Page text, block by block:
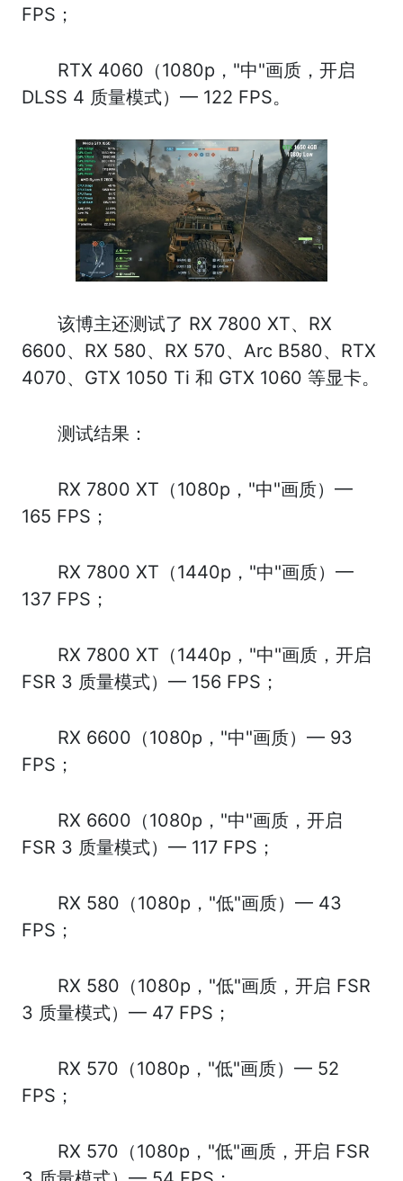
FPS；
RTX 4060（1080p，"中"画质，开启
DLSS 4 质量模式）— 122 FPS。
该博主还测试了 RX 7800 XT、RX
6600、RX 580、RX 570、Arc B580、RTX
4070、GTX 1050 Ti 和 GTX 1060 等显卡。
测试结果：
RX 7800 XT（1080p，"中"画质）—
165 FPS；
RX 7800 XT（1440p，"中"画质）—
137 FPS；
RX 7800 XT（1440p，"中"画质，开启
FSR 3 质量模式）— 156 FPS；
RX 6600（1080p，"中"画质）— 93
FPS；
RX 6600（1080p，"中"画质，开启
FSR 3 质量模式）— 117 FPS；
RX 580（1080p，"低"画质）— 43
FPS；
RX 580（1080p，"低"画质，开启 FSR
3 质量模式）— 47 FPS；
RX 570（1080p，"低"画质）— 52
FPS；
RX 570（1080p，"低"画质，开启 FSR